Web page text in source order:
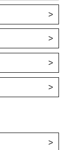
＞
＞
＞
＞
＞